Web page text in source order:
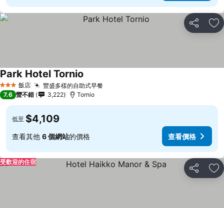
分享 加
3 星級 飯店 豐盛多樣的自助式早餐
Park Hotel Tornio
7.6 蠻不錯 3,222 Tornio
低至 $4,109
查看其他 6 個網站的價格 查看價格
分享 加
受歡迎的住宿